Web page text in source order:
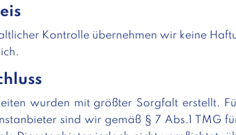
Kontrolle übernehmen wir keine
wurden mit größter Sorgfalt erstellt.
sind wir gemäß § 7 Abs.1 TMG